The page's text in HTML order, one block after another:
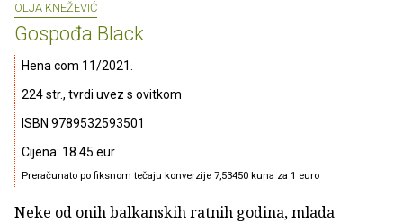
OLJA KNEŽEVIĆ
Gospođa Black
Hena com 11/2021.
224 str., tvrdi uvez s ovitkom
ISBN 9789532593501
Cijena: 18.45 eur
Preračunato po fiksnom tečaju konverzije 7,53450 kuna za 1 euro
Neke od onih balkanskih ratnih godina, mlada